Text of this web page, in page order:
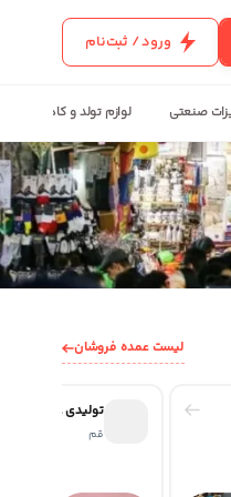
ورود / ثبت‌نام
صنعتی لوازم تولد و کادویی
لیست عمده فروشان
تولیدی عروسک
قم